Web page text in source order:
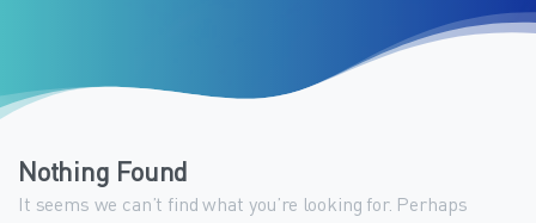
Nothing Found
It seems we can’t find what you’re looking for. Perhaps